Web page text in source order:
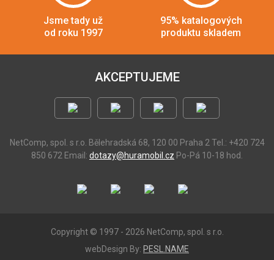
Jsme tady už
od roku 1997
95% katalogových
produktu skladem
AKCEPTUJEME
NetComp, spol. s r.o. Bělehradská 68, 120 00 Praha 2 Tel.: +420 724
850 672 Email: dotazy@huramobil.cz Po-Pá 10-18 hod.
Copyright © 1997 - 2026 NetComp, spol. s r.o.
webDesign By: PESL.NAME